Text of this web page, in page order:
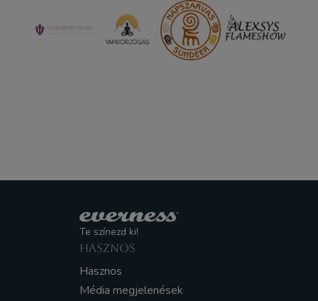
Te színezd ki!
HASZNOS
Hasznos
Média megjelenések